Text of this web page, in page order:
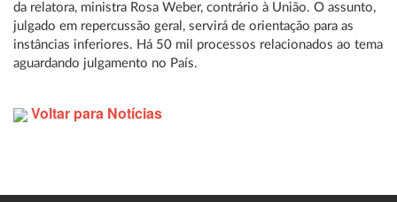
da relatora, ministra Rosa Weber, contrário à União. O assunto,
julgado em repercussão geral, servirá de orientação para as
instâncias inferiores. Há 50 mil processos relacionados ao tema
aguardando julgamento no País.
Voltar para Notícias